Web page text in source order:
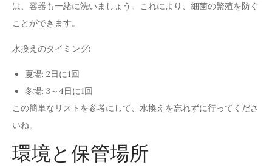
は、容器も一緒に洗いましょう。これにより、細菌の繁殖を防ぐ
ことができます。
水換えのタイミング:
夏場: 2日に1回
冬場: 3～4日に1回
この簡単なリストを参考にして、水換えを忘れずに行ってくださ
いね。
環境と保管場所